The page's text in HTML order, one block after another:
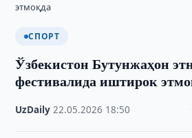
этмоқда
СПОРТ
Ўзбекистон Бутунжаҳон
фестивалида иштирок
UzDaily ·22.05.2026 18:50